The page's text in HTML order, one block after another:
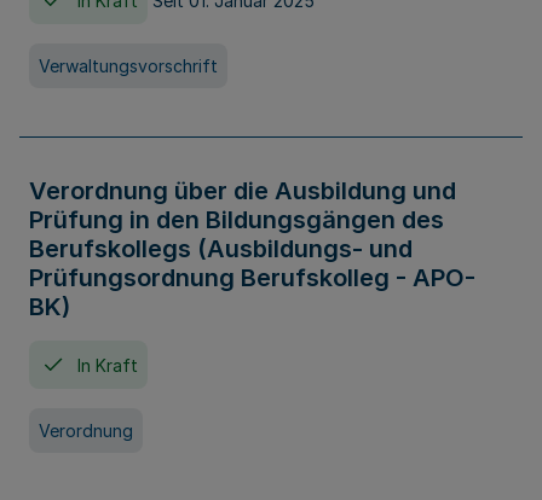
Verwaltungsvorschrift
Verordnung über die Ausbildung und
Prüfung in den Bildungsgängen des
Berufskollegs (Ausbildungs- und
Prüfungsordnung Berufskolleg - APO-
BK)
In Kraft
Verordnung